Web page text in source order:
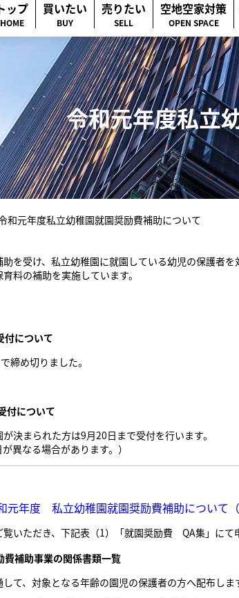
ップ
HOME
買いたい
BUY
売りたい
SELL
空地空家対策
OPEN SPACE
令和元年度私立
和元年度私立幼稚園就園奨励費補助について
を受け、私立幼稚園に就園している幼児の保護者
料の補助を実施しています。
付について
締め切りました。
付について
決まられた方は9月20日まで受付を行います。
異なる場合があります。）
元年度 私立幼稚園就園奨励費補助について
いただき、下記表（1）「就園奨励費 QA集」にて
補助事業の関係書類一覧
て、対象となる年齢の園児の保護者の方へ配布しま